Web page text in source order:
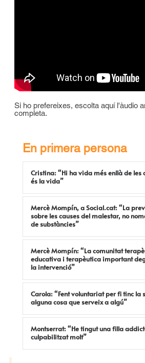
Si ho prefereixes, escolta aquí l'àudio
completa.
En primera persona
Cristina: “Hi ha vida més enllà de les
és la vida”
Mercè Mompín, a Social.cat: “La
sobre les causes del malestar, no
de substàncies”
Mercè Mompín: “La comunitat
educativa i terapèutica important
la intervenció”
Carola: “Fent voluntariat per fi tinc la
alguna cosa que serveix a algú”
Montserrat: “He tingut una filla
culpabilitzat molt”